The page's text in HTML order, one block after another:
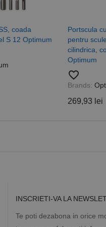
coada
S 12 Optimum
Portscula
pentru
cilindrica,
Optimum
favorite_border
Brands:
269,93 lei
INSCRIETI-VA LA
Te poti dezabona in orice
este un
variabilelor de
ului, dar un bun
utilizator între